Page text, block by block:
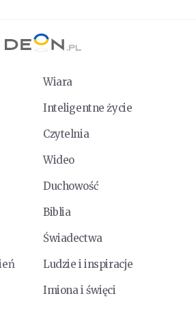
Wiara
Inteligentne życie
Czytelnia
Wideo
Duchowość
Biblia
Świadectwa
Ludzie i inspiracje
Imiona i święci